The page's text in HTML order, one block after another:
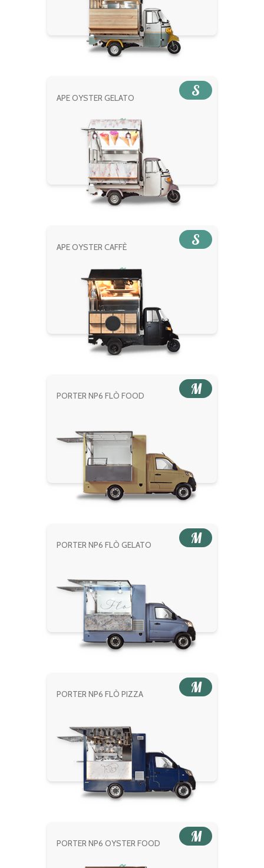
APE OYSTER GELATO S
APE OYSTER CAFFÈ S
PORTER NP6 FLÒ FOOD M
PORTER NP6 FLÒ GELATO M
PORTER NP6 FLÒ PIZZA M
PORTER NP6 OYSTER FOOD M